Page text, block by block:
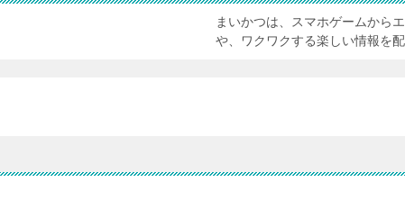
まいかつは、スマホゲームから
や、ワクワクする楽しい情報を配